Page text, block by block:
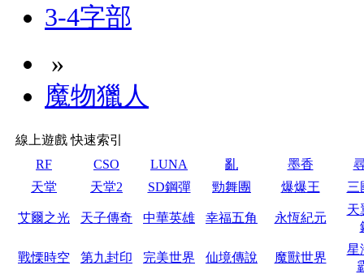
3-4字部
»
魔物獵人
線上遊戲 快速索引
RF
CSO LUNA 亂 墨香
天堂
天堂2 SD鋼彈 勁舞團 爆爆王 三
艾爾之光 天子傳奇 中華英雄 幸福五角 永恆紀元
天
戰慄時空 第九封印 完美世界 仙境傳說 魔獸世界
星